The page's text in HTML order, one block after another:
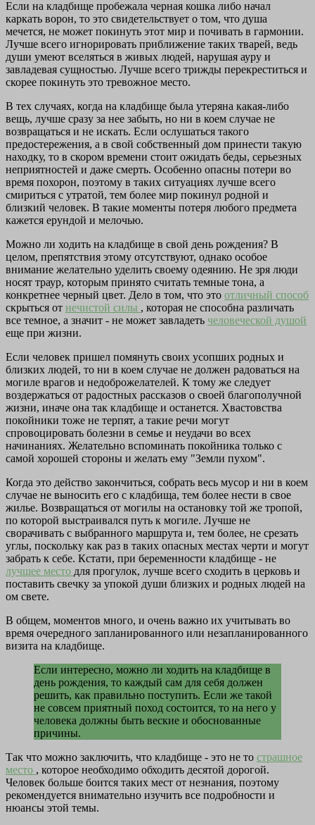
Если на кладбище пробежала черная кошка либо начал
каркать ворон, то это свидетельствует о том, что душа
мечется, не может покинуть этот мир и почивать в гармонии.
Лучше всего игнорировать приближение таких тварей, ведь
души умеют вселяться в живых людей, нарушая ауру и
завладевая сущностью. Лучше всего трижды перекреститься и
скорее покинуть это тревожное место.
В тех случаях, когда на кладбище была утеряна какая-либо
вещь, лучше сразу за нее забыть, но ни в коем случае не
возвращаться и не искать. Если ослушаться такого
предостережения, а в свой собственный дом принести такую
находку, то в скором времени стоит ожидать беды, серьезных
неприятностей и даже смерть. Особенно опасны потери во
время похорон, поэтому в таких ситуациях лучше всего
смириться с утратой, тем более мир покинул родной и
близкий человек. В такие моменты потеря любого предмета
кажется ерундой и мелочью.
Можно ли ходить на кладбище в свой день рождения? В
целом, препятствия этому отсутствуют, однако особое
внимание желательно уделить своему одеянию. Не зря люди
носят траур, которым принято считать темные тона, а
конкретнее черный цвет. Дело в том, что это отличный способ
скрыться от нечистой силы , которая не способна различать
все темное, а значит - не может завладеть человеческой душой
еще при жизни.
Если человек пришел помянуть своих усопших родных и
близких людей, то ни в коем случае не должен радоваться на
могиле врагов и недоброжелателей. К тому же следует
воздержаться от радостных рассказов о своей благополучной
жизни, иначе она так кладбище и останется. Хвастовства
покойники тоже не терпят, а такие речи могут
спровоцировать болезни в семье и неудачи во всех
начинаниях. Желательно вспоминать покойника только с
самой хорошей стороны и желать ему "Земли пухом".
Когда это действо закончиться, собрать весь мусор и ни в коем
случае не выносить его с кладбища, тем более нести в свое
жилье. Возвращаться от могилы на остановку той же тропой,
по которой выстраивался путь к могиле. Лучше не
сворачивать с выбранного маршрута и, тем более, не срезать
углы, поскольку как раз в таких опасных местах черти и могут
забрать к себе. Кстати, при беременности кладбище - не
лучшее место для прогулок, лучше всего сходить в церковь и
поставить свечку за упокой души близких и родных людей на
ом свете.
В общем, моментов много, и очень важно их учитывать во
время очередного запланированного или незапланированного
визита на кладбище.
Если интересно, можно ли ходить на кладбище в
день рождения, то каждый сам для себя должен
решить, как правильно поступить. Если же такой
не совсем приятный поход состоится, то на него у
человека должны быть веские и обоснованные
причины.
Так что можно заключить, что кладбище - это не то страшное
место , которое необходимо обходить десятой дорогой.
Человек больше боится таких мест от незнания, поэтому
рекомендуется внимательно изучить все подробности и
нюансы этой темы.